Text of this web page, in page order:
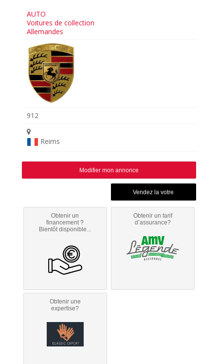
AUTO
Voitures de collection
Allemandes
912
Reims
Modifier mon annonce
Obtenir un
financement ?
Bientôt disponible...
Obtenir un tarif
d’assurance?
Obtenir une
expertise?